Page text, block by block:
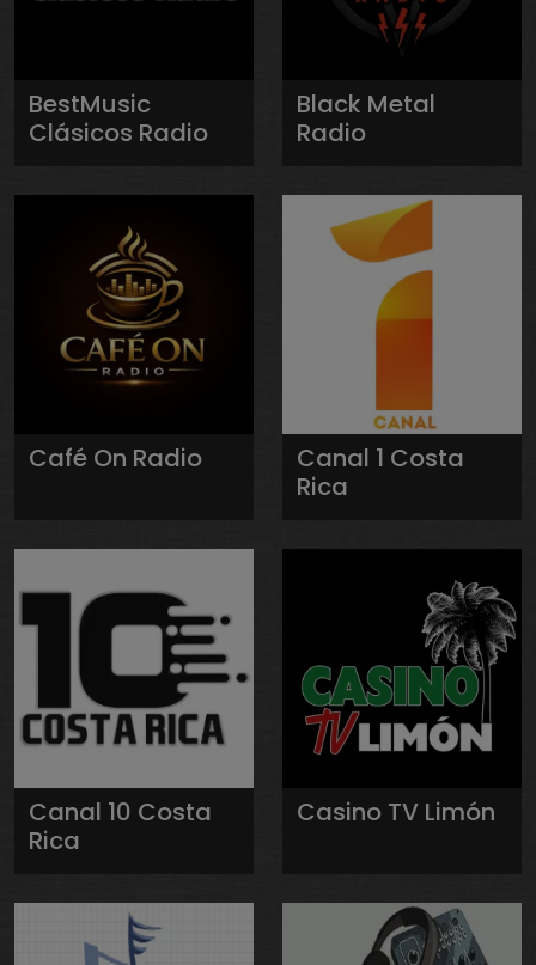
BestMusic
Clásicos Radio
Black Metal
Radio
Café On Radio
Canal 1 Costa
Rica
Canal 10 Costa
Rica
Casino TV Limón